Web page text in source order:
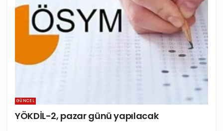
GÜNCEL
YÖKDİL-2, pazar günü yapılacak